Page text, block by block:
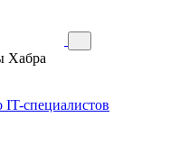
Хабра
специалистов